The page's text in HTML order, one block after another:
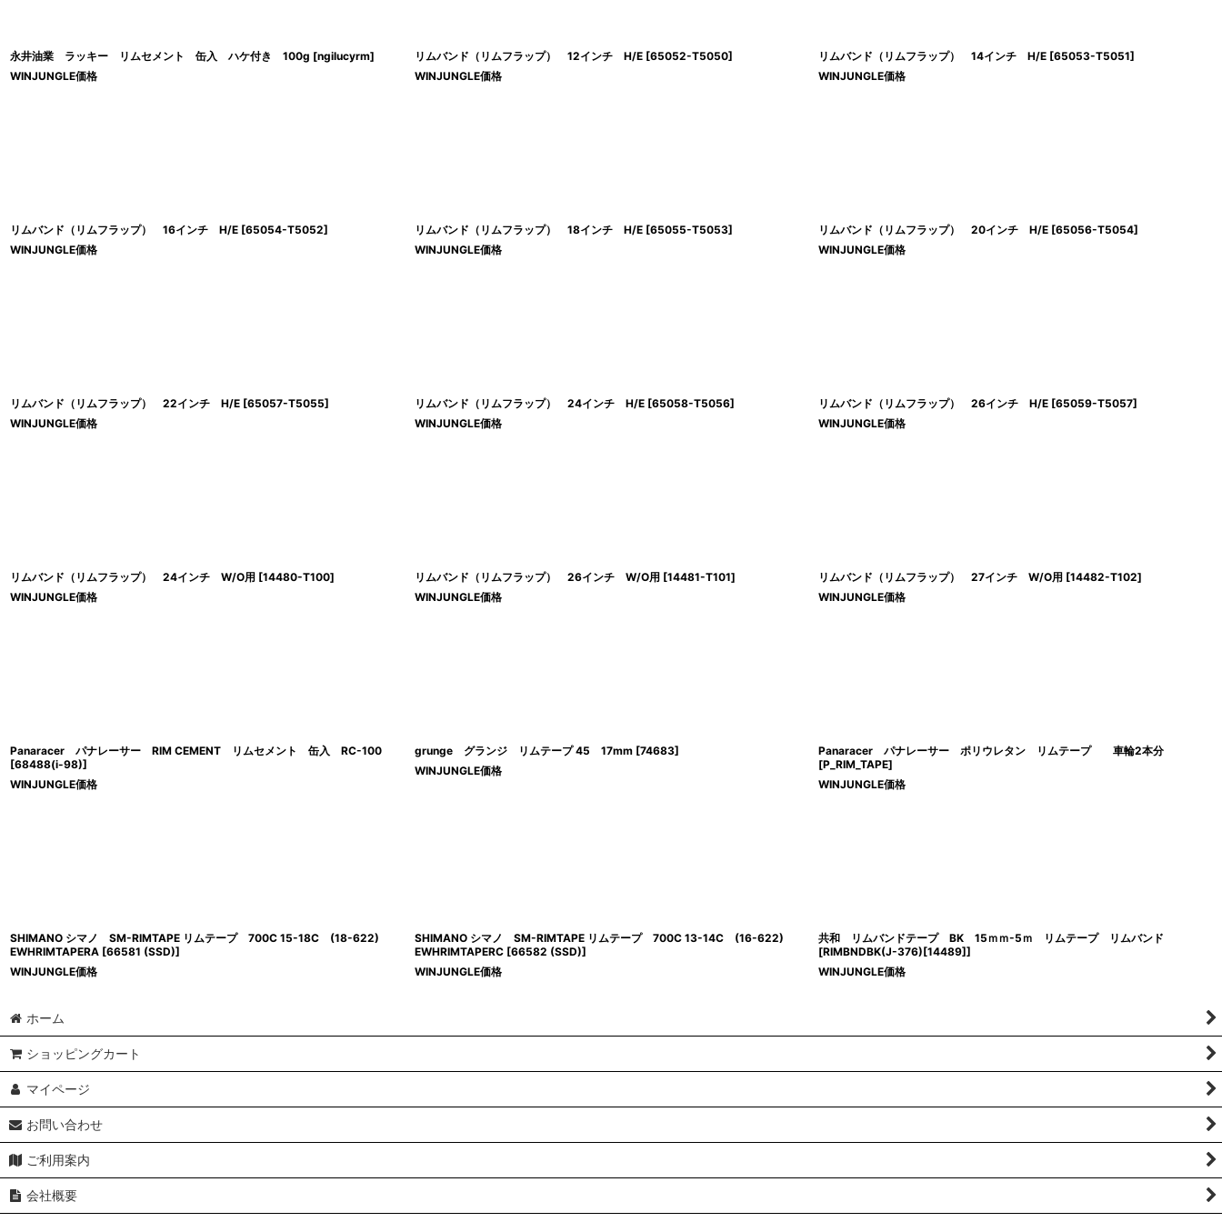
永井油業 ラッキー リムセメント 缶入 ハケ付き 100g [ngilucyrm]
WINJUNGLE価格
リムバンド（リムフラップ） 12インチ H/E [65052-T5050]
WINJUNGLE価格
リムバンド（リムフラップ） 14インチ H/E [65053-T5051]
WINJUNGLE価格
リムバンド（リムフラップ） 16インチ H/E [65054-T5052]
WINJUNGLE価格
リムバンド（リムフラップ） 18インチ H/E [65055-T5053]
WINJUNGLE価格
リムバンド（リムフラップ） 20インチ H/E [65056-T5054]
WINJUNGLE価格
リムバンド（リムフラップ） 22インチ H/E [65057-T5055]
WINJUNGLE価格
リムバンド（リムフラップ） 24インチ H/E [65058-T5056]
WINJUNGLE価格
リムバンド（リムフラップ） 26インチ H/E [65059-T5057]
WINJUNGLE価格
リムバンド（リムフラップ） 24インチ W/O用 [14480-T100]
WINJUNGLE価格
リムバンド（リムフラップ） 26インチ W/O用 [14481-T101]
WINJUNGLE価格
リムバンド（リムフラップ） 27インチ W/O用 [14482-T102]
WINJUNGLE価格
Panaracer パナレーサー RIM CEMENT リムセメント 缶入 RC-100
[68488(i-98)]
WINJUNGLE価格
grunge グランジ リムテープ 45 17mm [74683]
WINJUNGLE価格
Panaracer パナレーサー ポリウレタン リムテープ 車輪2本分
[P_RIM_TAPE]
WINJUNGLE価格
SHIMANO シマノ SM-RIMTAPE リムテープ 700C 15-18C (18-622)
EWHRIMTAPERA [66581 (SSD)]
WINJUNGLE価格
SHIMANO シマノ SM-RIMTAPE リムテープ 700C 13-14C (16-622)
EWHRIMTAPERC [66582 (SSD)]
WINJUNGLE価格
共和 リムバンドテープ BK 15ｍｍ-5ｍ リムテープ リムバンド
[RIMBNDBK(J-376)[14489]]
WINJUNGLE価格
ホーム
ショッピングカート
マイページ
お問い合わせ
ご利用案内
会社概要